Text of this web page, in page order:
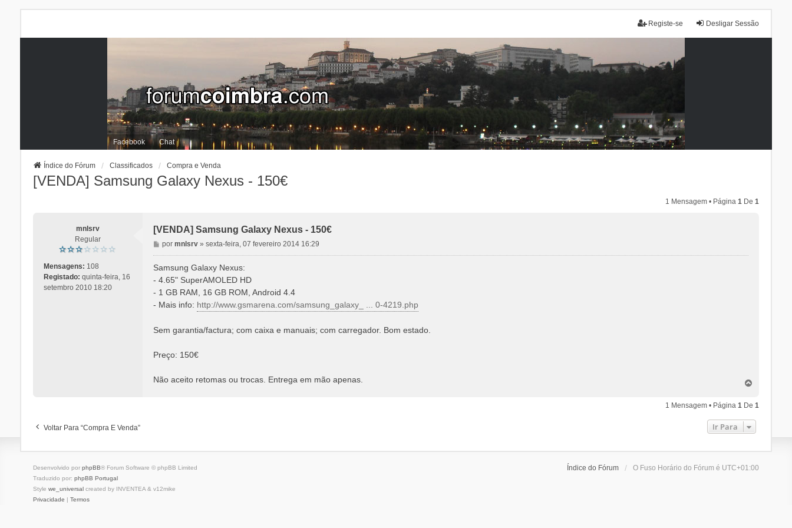
Desligar Sessão
Registe-se
Facebook Chat
Índice do Fórum Classificados Compra e Venda
[VENDA] Samsung Galaxy Nexus - 150€
1 Mensagem • Página1 De1
mnlsrv
Regular
Mensagens: 108
Registado: quinta-feira, 16
setembro 2010 18:20
[VENDA] Samsung Galaxy Nexus - 150€
M
e
a
g
e
pormnlsrv »sexta-feira, 07 fevereiro 2014 16:29
Samsung Galaxy Nexus:
- 4.65" SuperAMOLED HD
- 1 GB RAM, 16 GB ROM, Android 4.4
- Mais info: http://www.gsmarena.com/samsung_galaxy_ ... 0-4219.php
Sem garantia/factura; com caixa e manuais; com carregador. Bom estado.
Preço: 150€
Não aceito retomas ou trocas. Entrega em mão apenas.
p
o
1 Mensagem • Página1 De1
Voltar Para “Compra E Venda” Ir Para
Índice do Fórum O Fuso Horário do Fórum é UTC+01:00
Desenvolvido por phpBB® Forum Software © phpBB Limited
Traduzido por: phpBB Portugal
Style we_universalcreated by INVENTEA & v12mike
Privacidade | Termos